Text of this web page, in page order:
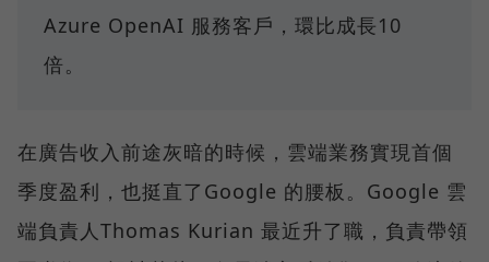
Azure OpenAI 服務客戶，環比成長10
倍。
在廣告收入前途灰暗的時候，雲端業務實現首個
季度盈利，也挺直了Google 的腰板。Google 雲
端負責人Thomas Kurian 最近升了職，負責帶領